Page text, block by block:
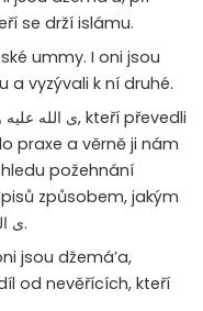
se drží islámu.
ummy. I oni jsou
a vyzývali k ní druhé.
ى الله, kteří převedli
praxe a věrně ji nám
požehnání
způsobem, jakým
ى.
jsou džemá’a,
od nevěřících, kteří